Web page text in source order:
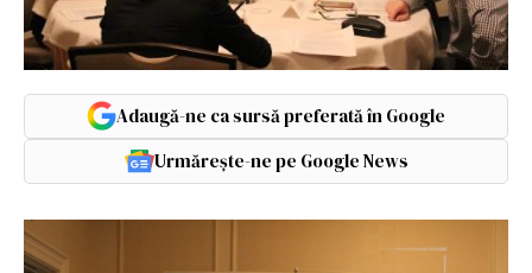
Adaugă-ne ca sursă preferată în Google
Urmărește-ne pe Google News